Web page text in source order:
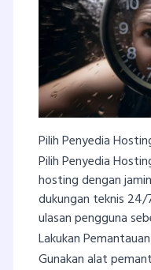
Pilih Penyedia
Pilih Penyedia
hosting dengan
dukungan teknis 24/
ulasan pengguna
Lakukan
Gunakan alat